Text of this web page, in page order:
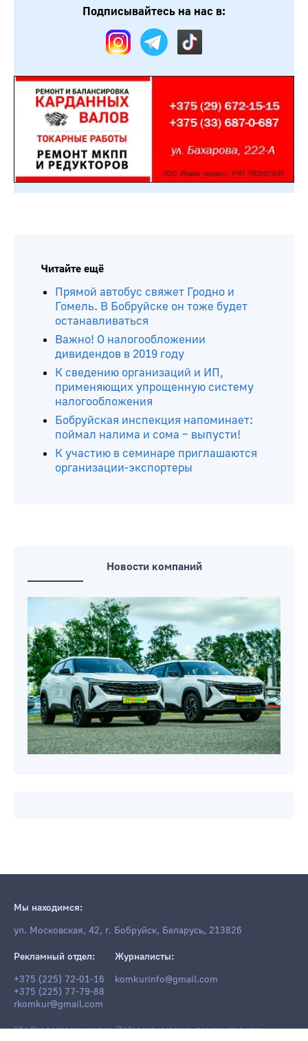
Подписывайтесь на нас в:
Читайте ещё
Прямой автобус свяжет Гродно и
Гомель. В Бобруйске он тоже будет
останавливаться
Важно! О налогообложении
дивидендов в 2019 году
К сведению организаций и ИП,
применяющих упрощенную систему
налогообложения
Бобруйская инспекция напоминает:
поймал налима и сома – выпусти!
К участию в семинаре приглашаются
организации-экспортеры
Новости компаний
Мы находимся:
ул. Московская, 42, г. Бобруйск, Беларусь, 213826
Рекламный отдел:
+375 (225) 72-01-16
+375 (225) 77-79-88
rkomkur@gmail.com
Журналисты:
komkurinfo@gmail.com
18+ Все права защищены. Любое копирование, перепечатка или